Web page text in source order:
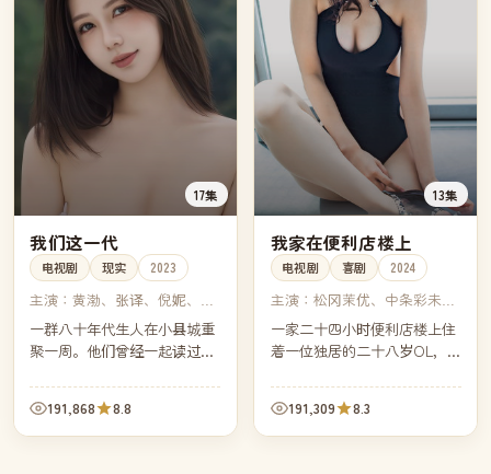
17集
我们这一代
电视剧 现实 2023
主演：黄渤、张译、倪妮、蓝
盈莹
一群八十年代生人在小县城重
聚一周。他们曾经一起读过同
上海、广州、汕头与县城本地
——但他们的烦恼竟然惊人地
相似。
191,868 8.8
13集
我家在便利店楼上
电视剧 喜剧 2024
主演： 松冈茉优、中条彩未、
染谷将太、大野拓朗
一家二十四小时便利店楼上住
着一位独居的二十八岁OL，她
深夜补货车彻底打乱——也被
楼下的店长意外重新点亮。
191,309 8.3